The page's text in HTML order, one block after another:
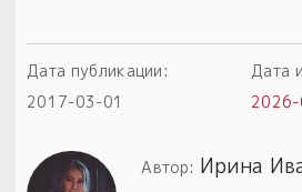
Дата публикации:
2017-03-01
Дата
Автор: Ирина